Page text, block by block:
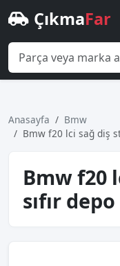
ÇıkmaFar
Anasayfa
Bmw
Bmw f20 lci̇ sağ diş
Bmw f20
sıfır